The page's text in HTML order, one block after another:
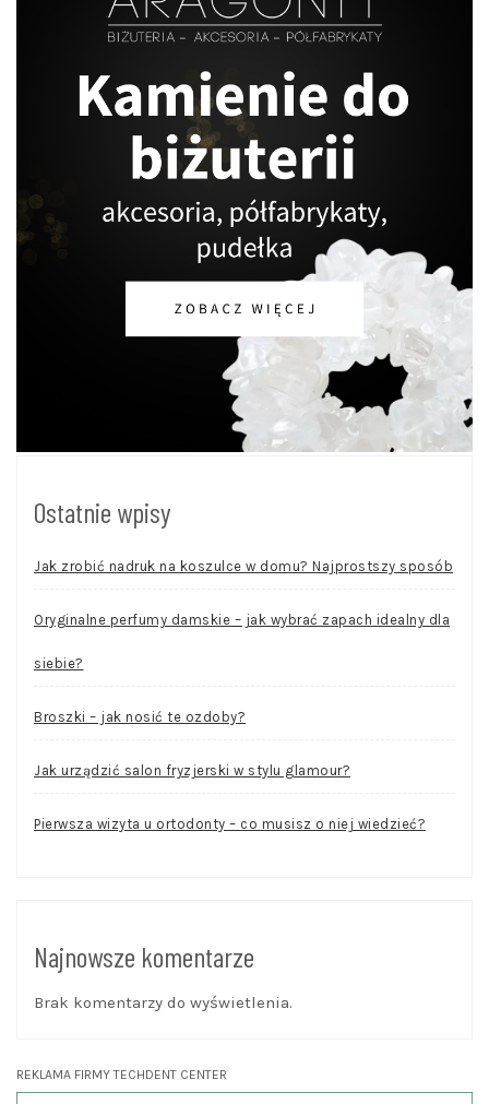
Ostatnie wpisy
Jak zrobić nadruk na koszulce w domu? Najprostszy sposób
Oryginalne perfumy damskie – jak wybrać zapach idealny dla
siebie?
Broszki – jak nosić te ozdoby?
Jak urządzić salon fryzjerski w stylu glamour?
Pierwsza wizyta u ortodonty – co musisz o niej wiedzieć?
Najnowsze komentarze
Brak komentarzy do wyświetlenia.
REKLAMA FIRMY TECHDENT CENTER